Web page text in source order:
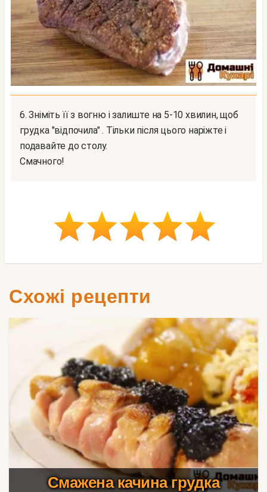
6. Зніміть її з вогню і залиште на 5-10 хвилин, щоб
грудка "відпочила" . Тільки після цього наріжте і
подавайте до столу.
Смачного!
Схожі рецепти
Смажена качина грудка